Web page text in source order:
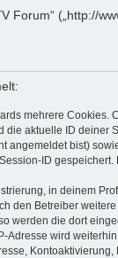
Forum“ („http://
mehrere
aktuelle ID
bist)
ID
in deinem
den Betreiber
werden die dort
wird